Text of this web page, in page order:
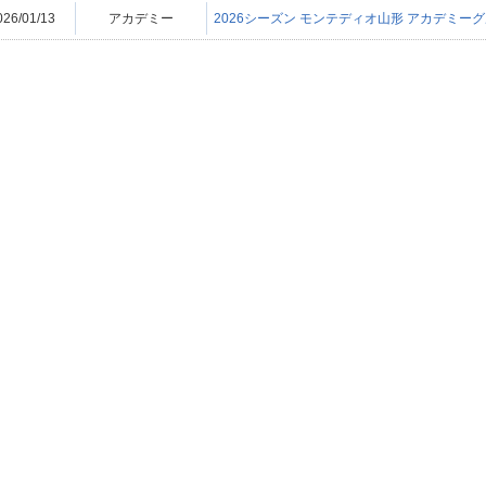
01/13 アカデミー 2026シーズン モンテディオ山形 アカデミー